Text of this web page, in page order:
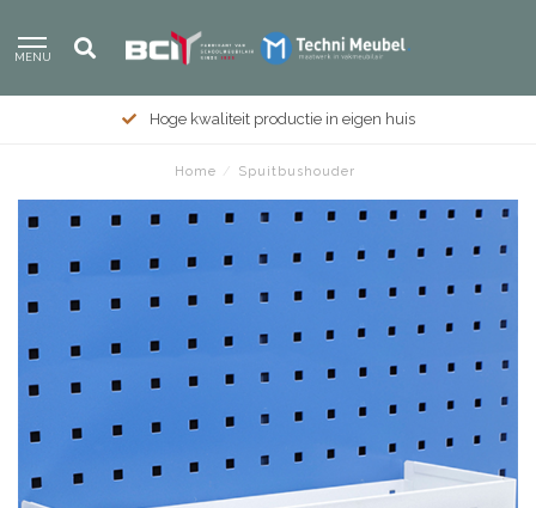
MENU
Hoge kwaliteit productie in eigen huis
Home / Spuitbushouder